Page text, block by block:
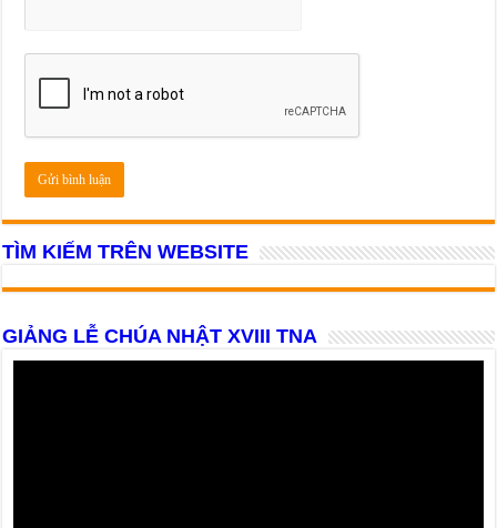
TÌM KIẾM TRÊN WEBSITE
GIẢNG LỄ CHÚA NHẬT XVIII TNA